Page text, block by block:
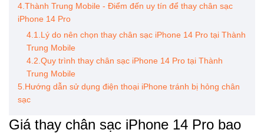
4.Thành Trung Mobile - Điểm đến uy tín để thay chân sạc
iPhone 14 Pro
4.1.Lý do nên chọn thay chân sạc iPhone 14 Pro tại Thành
Trung Mobile
4.2.Quy trình thay chân sạc iPhone 14 Pro tại Thành
Trung Mobile
5.Hướng dẫn sử dụng điện thoại iPhone tránh bị hỏng chân
sạc
Giá thay chân sạc iPhone 14 Pro bao